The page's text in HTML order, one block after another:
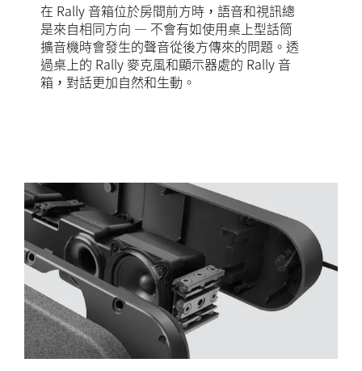
在 Rally 音箱位於房間前方時，語音和視訊總
是來自相同方向 — 不會有如使用桌上型話筒
擴音機時會發生的聲音從後方傳來的問題。透
過桌上的 Rally 麥克風和顯示器處的 Rally 音
箱，對話更加自然和生動。